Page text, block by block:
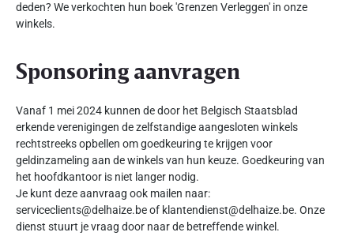
deden? We verkochten hun boek 'Grenzen Verleggen' in onze
winkels.
Sponsoring aanvragen
Vanaf 1 mei 2024 kunnen de door het Belgisch Staatsblad
erkende verenigingen de zelfstandige aangesloten winkels
rechtstreeks opbellen om goedkeuring te krijgen voor
geldinzameling aan de winkels van hun keuze. Goedkeuring van
het hoofdkantoor is niet langer nodig.
Je kunt deze aanvraag ook mailen naar:
serviceclients@delhaize.be of klantendienst@delhaize.be. Onze
dienst stuurt je vraag door naar de betreffende winkel.